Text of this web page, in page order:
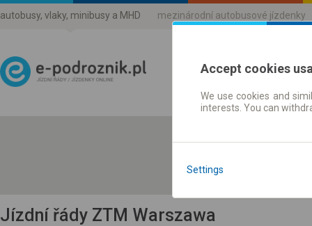
autobusy, vlaky, minibusy a MHD mezinárodní autobusové jízdenky
Jízdni řády a jízdenky
Jízdní řády ZTM Warszawa
Accept cookies
We use cookies and
interests. You can
Settings